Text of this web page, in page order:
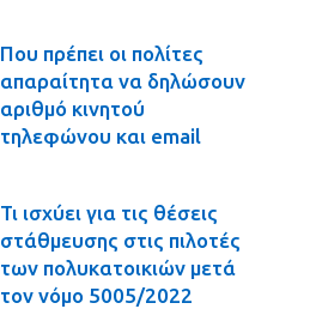
Που πρέπει οι πολίτες
απαραίτητα να δηλώσουν
αριθμό κινητού
τηλεφώνου και email
Τι ισχύει για τις θέσεις
στάθμευσης στις πιλοτές
των πολυκατοικιών μετά
τον νόμο 5005/2022